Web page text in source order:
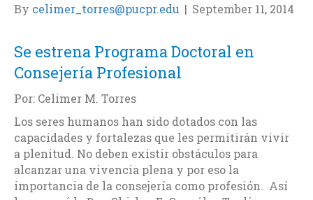
By celimer_torres@pucpr.edu | September 11, 2014
Se estrena Programa Doctoral en
Consejería Profesional
Por: Celimer M. Torres
Los seres humanos han sido dotados con las
capacidades y fortalezas que les permitirán vivir
a plenitud. No deben existir obstáculos para
alcanzar una vivencia plena y por eso la
importancia de la consejería como profesión. Así